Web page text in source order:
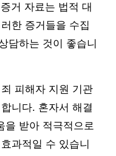
거 자료는 법적 대
한 증거들을 수집
담하는 것이 좋습니
피해자 지원 기관
니다. 혼자서 해결
을 받아 적극적으로
과적일 수 있습니